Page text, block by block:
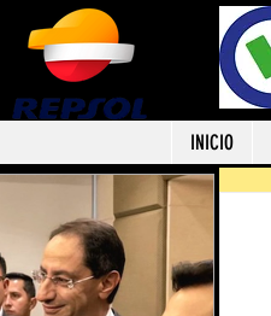
INICIO